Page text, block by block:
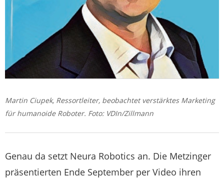
Martin Ciupek, Ressortleiter, beobachtet verstärktes Marketing
für humanoide Roboter. Foto: VDIn/Zillmann
Genau da setzt Neura Robotics an. Die Metzinger
präsentierten Ende September per Video ihren